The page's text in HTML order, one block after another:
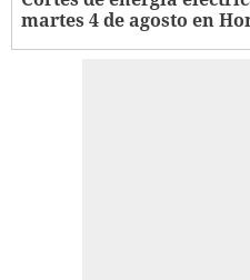
martes 4 de agosto en